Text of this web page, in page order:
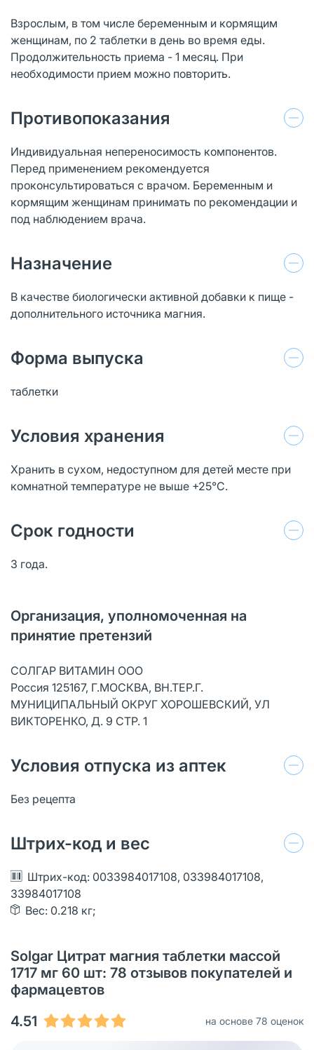
Взрослым, в том числе беременным и кормящим
женщинам, по 2 таблетки в день во время еды.
Продолжительность приема - 1 месяц. При
необходимости прием можно повторить.
Противопоказания
Индивидуальная непереносимость компонентов.
Перед применением рекомендуется
проконсультироваться с врачом. Беременным и
кормящим женщинам принимать по рекомендации и
под наблюдением врача.
Назначение
В качестве биологически активной добавки к пище -
дополнительного источника магния.
Форма выпуска
таблетки
Условия хранения
Хранить в сухом, недоступном для детей месте при
комнатной температуре не выше +25°С.
Срок годности
3 года.
Организация, уполномоченная на
принятие претензий
СОЛГАР ВИТАМИН ООО
Россия 125167, Г.МОСКВА, ВН.ТЕР.Г.
МУНИЦИПАЛЬНЫЙ ОКРУГ ХОРОШЕВСКИЙ, УЛ
ВИКТОРЕНКО, Д. 9 СТР. 1
Условия отпуска из аптек
Без рецепта
Штрих-код и вес
Штрих-код: 0033984017108, 033984017108,
33984017108
Вес: 0.218 кг;
Solgar Цитрат магния таблетки массой
1717 мг 60 шт: 78 отзывов покупателей и
фармацевтов
4.51
на основе 78 оценок